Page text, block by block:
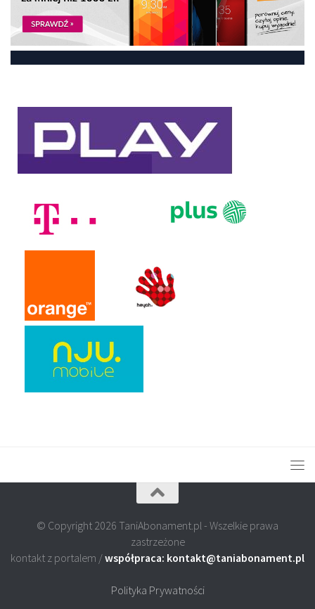
© Copyright 2026 TaniAbonament.pl - Wszelkie prawa
zastrzeżone
kontakt z portalem /współpraca: kontakt@taniabonament.pl
Polityka Prywatności